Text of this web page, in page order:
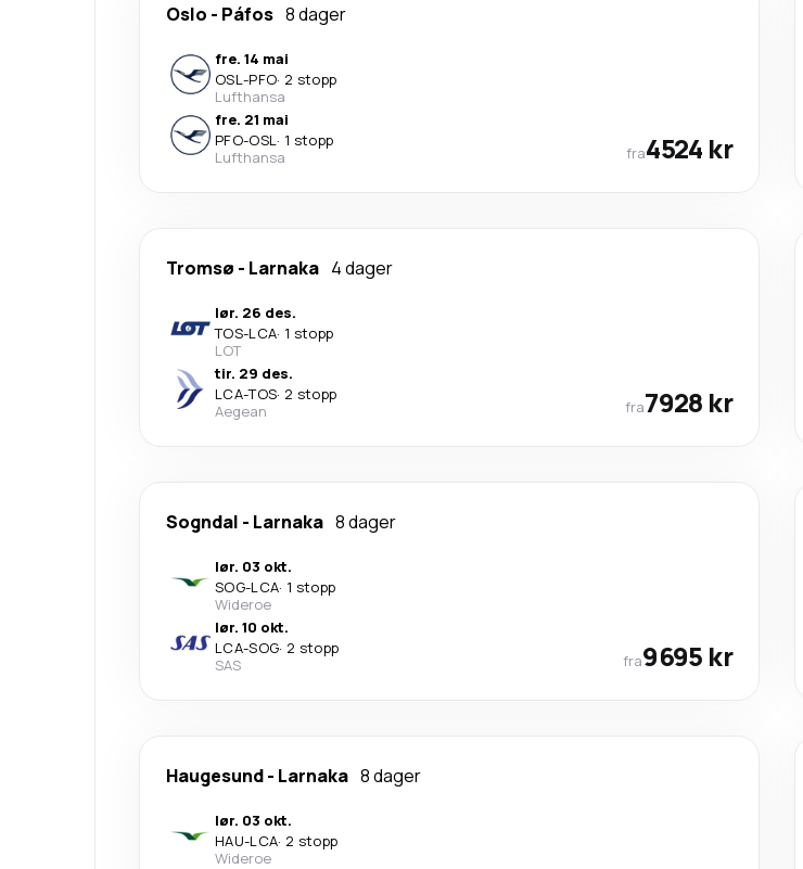
Oslo - Páfos 8 dager
fre. 14 mai
OSL-PFO· 2 stopp
Lufthansa
fre. 21 mai
PFO-OSL· 1 stopp
Lufthansa
fra4524 kr
Tromsø - Larnaka 4 dager
lør. 26 des.
TOS-LCA· 1 stopp
LOT
tir. 29 des.
LCA-TOS· 2 stopp
Aegean
fra7928 kr
Sogndal - Larnaka 8 dager
lør. 03 okt.
SOG-LCA· 1 stopp
Wideroe
lør. 10 okt.
LCA-SOG· 2 stopp
SAS
fra9695 kr
Haugesund- Larnaka 8 dager
lør. 03 okt.
HAU-LCA· 2 stopp
Wideroe